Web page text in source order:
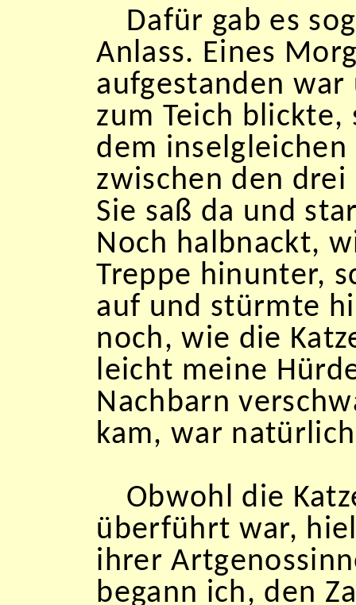
Dafür gab es
Anlass. Eines
aufgestanden war
zum Teich blickte,
dem inselgleichen
zwischen den
Sie saß da und
Noch halbnackt,
Treppe hinunter,
auf und stürmte
noch, wie die
leicht meine
Nachbarn
kam, war
Obwohl die
überführt war,
ihrer
begann ich, den